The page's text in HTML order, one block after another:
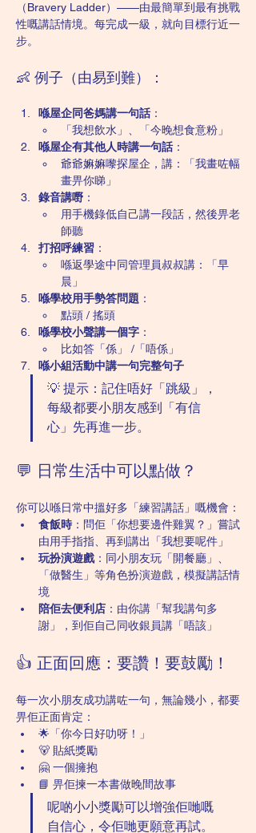
（Bravery Ladder）——由最簡單到最有挑戰
性嘅講話情境。每完成一級，就向目標行近一
步。
👶 例子（由易到難）：
喺屋企同爸媽講一句話：
「我想飲水」、「今晚想食意粉」
喺屋企有其他人時講一句話：
爺爺嫲嫲嚟探屋企，講：「我畫咗幅
畫畀你睇」
錄音講嘢 ：
用手機錄低自己講一段話，然後畀老
師聽
打招呼練習 ：
喺返學途中同管理員叔叔講：「早
晨」
喺學校用手勢答問題 ：
點頭 / 搖頭
喺學校小聲講一個字 ：
比如答「係」 /「唔係」
喺小組活動中講一句完整句子
💡 提示：記住唔好「跳級」，
每級都要小朋友感到「有信
心」先再進一步。
💬 日常生活中可以點做？
你可以喺日常中搵好多「練習講話」嘅機會：
食飯時：問佢「你想要邊件雞翼？」嘗試
由用手指指、再到講出「我想要呢件」
玩扮演遊戲 ：同小朋友玩「開餐廳」、
「做醫生」等角色扮演遊戲，模擬講話情
境
陪佢去便利店 ：由你講「幫我講句多
謝」，到佢自己同收銀員講「唔該」
👍 正面回應：要讚！要鼓勵！
每一次小朋友成功講咗一句，無論幾小，都要
畀佢正面肯定：
🌟「你今日好叻呀！」
🐻 貼紙獎勵
🤗 一個擁抱
📘 畀佢揀一本書做晚間故事
呢啲小小獎勵可以增強佢哋嘅
自信心，令佢哋更願意再試。